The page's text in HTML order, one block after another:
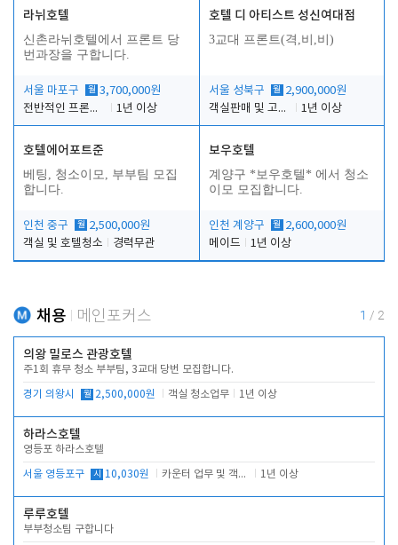
라뉘호텔
신촌라뉘호텔에서 프론트 당
번과장을 구합니다.
서울 마포구 월 3,700,000원
전반적인 프론트 당번업무
1년 이상
호텔 디 아티스트 성신여대점
3교대 프론트(격,비,비)
서울 성북구 월 2,900,000원
객실판매 및 고객응대
1년 이상
호텔에어포트준
베팅, 청소이모, 부부팀 모집
합니다.
인천 중구 월 2,500,000원
객실 및 호텔청소
경력무관
보우호텔
계양구 *보우호텔* 에서 청소
이모 모집합니다.
인천 계양구 월 2,600,000원
메이드
1년 이상
채용 메인포커스 1 / 2
의왕 밀로스 관광호텔
주1회 휴무 청소 부부팀, 3교대 당번 모집합니다.
경기 의왕시 월 2,500,000원 객실 청소업무 1년 이상
하라스호텔
영등포 하라스호텔
서울 영등포구 시 10,030원 카운터 업무 및 객실관리(청소상태 확인, 객실판매) 1년 이상
루루호텔
부부청소팀 구합니다